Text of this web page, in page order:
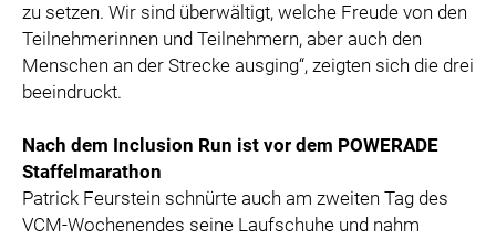
zu setzen. Wir sind überwältigt, welche Freude von den
Teilnehmerinnen und Teilnehmern, aber auch den
Menschen an der Strecke ausging“, zeigten sich die drei
beeindruckt.
Nach dem Inclusion Run ist vor dem POWERADE
Staffelmarathon
Patrick Feurstein schnürte auch am zweiten Tag des
VCM-Wochenendes seine Laufschuhe und nahm